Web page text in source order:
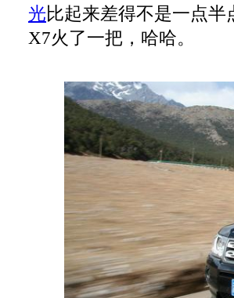
光比起来差得不是一点半
X7火了一把，哈哈。